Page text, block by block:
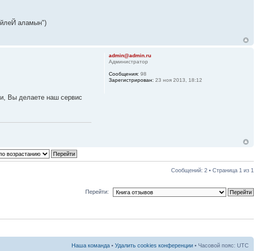
аламын")
Вы делаете наш сервис
admin@admin.ru
Администратор
Сообщения: 98
Зарегистрирован: 23 ноя 2013, 18:12
Сообщений: 2 • Страница 1 из 1
Перейти:
Наша команда • Удалить cookies конференции • Часовой пояс: UTC